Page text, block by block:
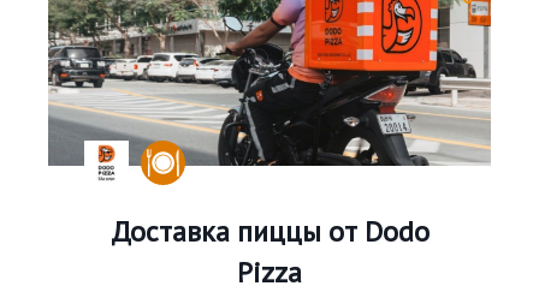
Доставка пиццы от Dodo
Pizza